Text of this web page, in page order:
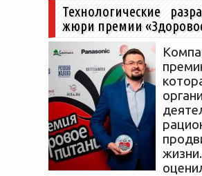
Технологические
жюри премии